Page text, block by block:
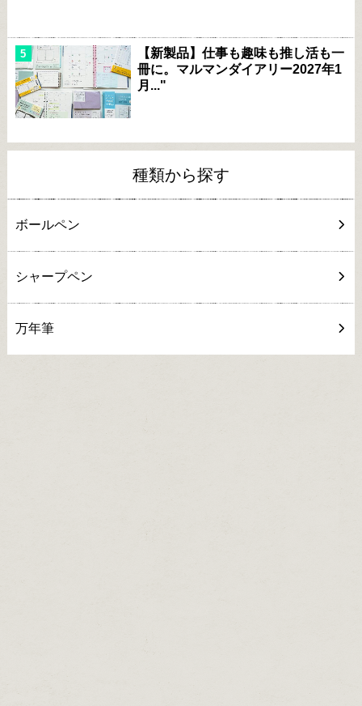
【新製品】仕事も趣味も推し活も一
冊に。マルマンダイアリー2027年1
月..."
種類から探す
ボールペン
シャープペン
万年筆